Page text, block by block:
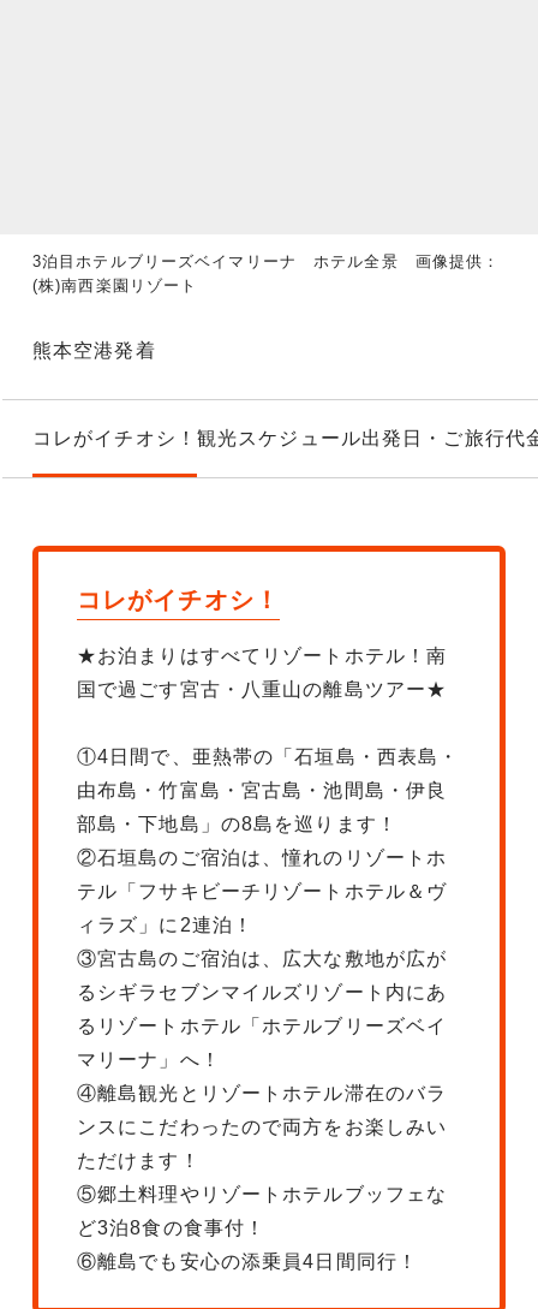
3泊目ホテルブリーズベイマリーナ ホテル全景 画像提供：
(株)南西楽園リゾート
熊本空港発着
コレがイチオシ！ 観光スケジュール出発日・ご旅行代
コレがイチオシ！
★お泊まりはすべてリゾートホテル！南
国で過ごす宮古・八重山の離島ツアー★
①4日間で、亜熱帯の「石垣島・西表島・
由布島・竹富島・宮古島・池間島・伊良
部島・下地島」の8島を巡ります！
②石垣島のご宿泊は、憧れのリゾートホ
テル「フサキビーチリゾートホテル＆ヴ
ィラズ」に2連泊！
③宮古島のご宿泊は、広大な敷地が広が
るシギラセブンマイルズリゾート内にあ
るリゾートホテル「ホテルブリーズベイ
マリーナ」へ！
④離島観光とリゾートホテル滞在のバラ
ンスにこだわったので両方をお楽しみい
ただけます！
⑤郷土料理やリゾートホテルブッフェな
ど3泊8食の食事付！
⑥離島でも安心の添乗員4日間同行！